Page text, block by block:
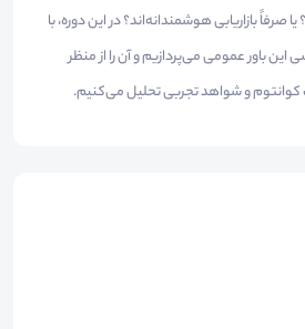
صرفاً بازاریابی هوشمندانه‌اند؟ در این دوره، با
باور عمومی می‌پردازیم و آن را از منظر
و شواهد تجربی تحلیل می‌کنیم.